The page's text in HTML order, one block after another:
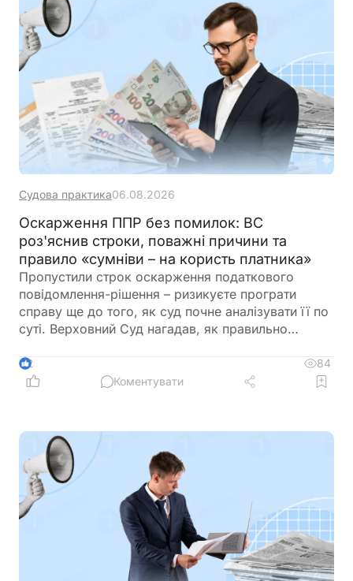
Судова практика06.08.2026
Оскарження ППР без помилок: ВС
роз'яснив строки, поважні причини та
правило «сумніви – на користь платника»
Пропустили строк оскарження податкового
повідомлення-рішення – ризикуєте програти
справу ще до того, як суд почне аналізувати її по
суті. Верховний Суд нагадав, як правильно
можна поновити та чому принцип in dubio pro
tributario залишається одним із найсильніших
2
84
Коментувати